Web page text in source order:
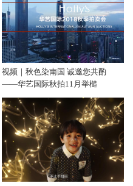
视频｜秋色染南国 诚邀您共酌
——华艺国际秋拍11月举槌